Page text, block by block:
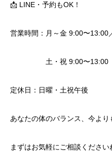
📩 LINE・予約もOK！
営業時間：月～金 9:00〜13:00
土・祝 9:00〜13:00
定休日：日曜・土祝午後
あなたの体のバランス、今よ
まずはお気軽にご相談ください